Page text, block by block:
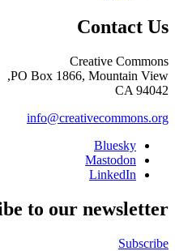
Contact Us
Creative Commons
PO Box 1866, Mountain View,
CA 94042
info@creativecommons.org
Bluesky
Mastodon
LinkedIn
to our newsletter
Subscribe